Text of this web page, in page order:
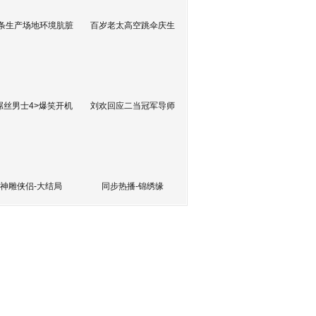
生产场地环境肮脏 百岁老太高空跳伞庆生
丝男士4>爆笑开机 刘欢回应二当冠军导师
神雕侠侣-大结局 同步热播-锦绣缘